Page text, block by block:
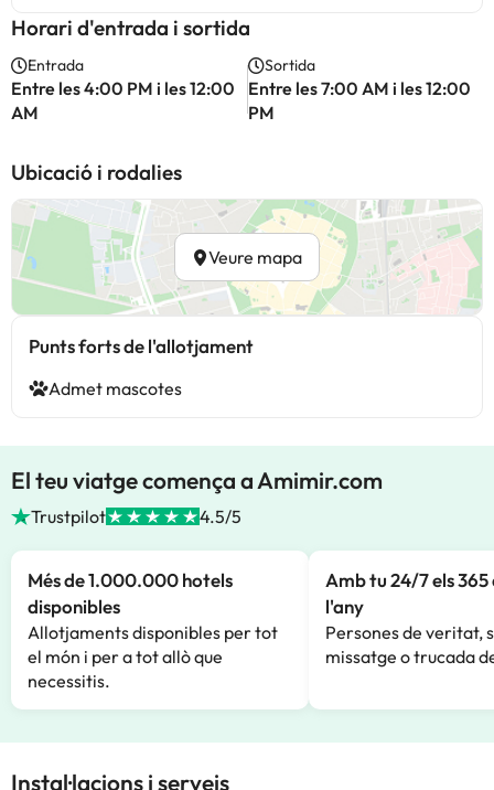
Horari d'entrada i sortida
Entrada
Entre les 4:00 PM i les 12:00
AM
Sortida
Entre les 7:00 AM i les 12:00
PM
Ubicació i rodalies
Veure mapa
Punts forts de l'allotjament
Admet mascotes
El teu viatge comença a Amimir.com
Trustpilot 4.5/5
Més de 1.000.000 hotels
disponibles
Allotjaments disponibles per tot
el món i per a tot allò que
necessitis.
Amb tu 24/7 els 365
l'any
Persones de veritat,
missatge o trucada
Instal·lacions i serveis